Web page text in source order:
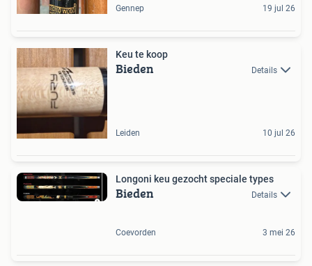
Gennep 19 jul 26
Keu te koop
Bieden Details
Leiden 10 jul 26
Longoni keu gezocht speciale types
Bieden Details
Coevorden 3 mei 26